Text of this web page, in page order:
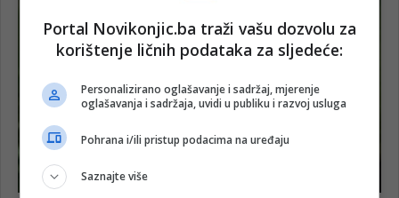
Portal Novikonjic.ba traži vašu dozvolu za
korištenje ličnih podataka za sljedeće:
Personalizirano oglašavanje i sadržaj, mjerenje
oglašavanja i sadržaja, uvidi u publiku i razvoj usluga
Pohrana i/ili pristup podacima na uređaju
Saznajte više